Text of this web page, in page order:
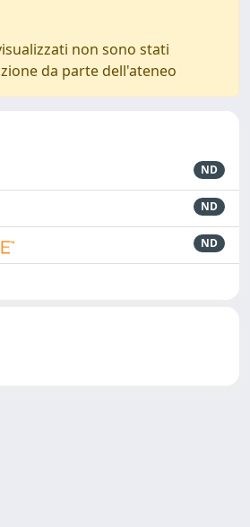
non sono stati
da parte dell'ateneo
ND
ND
ND